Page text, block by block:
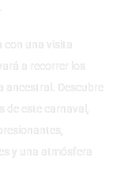
con una visita
a recorrer los
ancestral. Descubre
este carnaval,
y una atmósfera